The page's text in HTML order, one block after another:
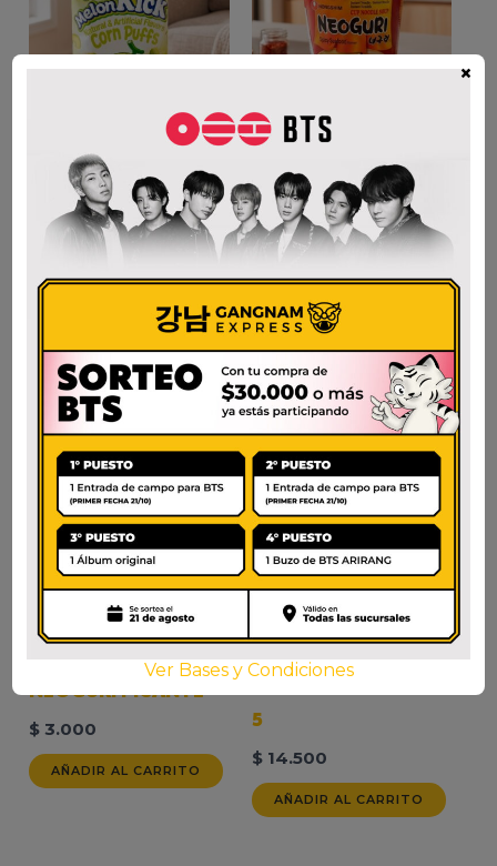
MELON KICK
2.500
AÑADIR AL CARRITO
NEOGURI HOT CUP
$4.000
AÑADIR AL CARRITO
NEOGURI PICANTE
$ 3.000
AÑADIR AL CARRITO
5
$14.500
AÑADIR AL CARRITO
Ver Bases y Condiciones
×